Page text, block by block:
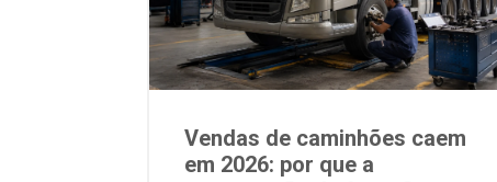
Vendas de caminhões caem
em 2026: por que a